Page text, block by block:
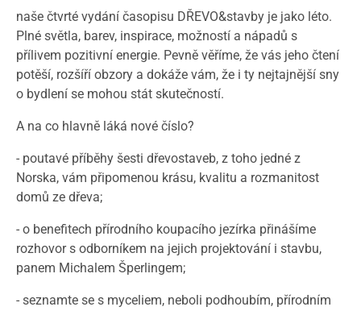
naše čtvrté vydání časopisu DŘEVO&stavby je jako léto.
Plné světla, barev, inspirace, možností a nápadů s
přílivem pozitivní energie. Pevně věříme, že vás jeho čtení
potěší, rozšíří obzory a dokáže vám, že i ty nejtajnější sny
o bydlení se mohou stát skutečností.
A na co hlavně láká nové číslo?
- poutavé příběhy šesti dřevostaveb, z toho jedné z
Norska, vám připomenou krásu, kvalitu a rozmanitost
domů ze dřeva;
- o benefitech přírodního koupacího jezírka přinášíme
rozhovor s odborníkem na jejich projektování i stavbu,
panem Michalem Šperlingem;
- seznamte se s myceliem, neboli podhoubím, přírodním